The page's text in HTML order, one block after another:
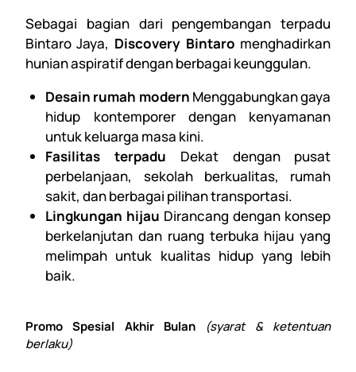
Sebagai bagian dari pengembangan terpadu
Bintaro Jaya, Discovery Bintaro menghadirkan
hunian aspiratif dengan berbagai keunggulan.
Desain rumah modern Menggabungkan gaya
hidup kontemporer dengan kenyamanan
untuk keluarga masa kini.
Fasilitas terpadu Dekat dengan pusat
perbelanjaan, sekolah berkualitas, rumah
sakit, dan berbagai pilihan transportasi.
Lingkungan hijau Dirancang dengan konsep
berkelanjutan dan ruang terbuka hijau yang
melimpah untuk kualitas hidup yang lebih
baik.
Promo Spesial Akhir Bulan
(syarat & ketentuan
berlaku)